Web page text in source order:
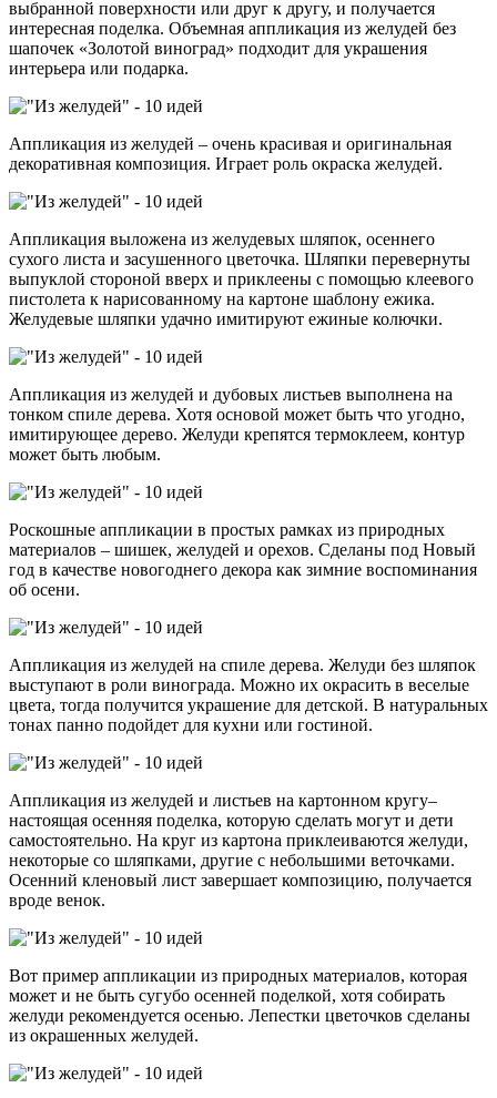
выбранной поверхности или друг к другу, и получается
интересная поделка. Объемная аппликация из желудей без
шапочек «Золотой виноград» подходит для украшения
интерьера или подарка.
Аппликация из желудей – очень красивая и оригинальная
декоративная композиция. Играет роль окраска желудей.
Аппликация выложена из желудевых шляпок, осеннего
сухого листа и засушенного цветочка. Шляпки перевернуты
выпуклой стороной вверх и приклеены с помощью клеевого
пистолета к нарисованному на картоне шаблону ежика.
Желудевые шляпки удачно имитируют ежиные колючки.
Аппликация из желудей и дубовых листьев выполнена на
тонком спиле дерева. Хотя основой может быть что угодно,
имитирующее дерево. Желуди крепятся термоклеем, контур
может быть любым.
Роскошные аппликации в простых рамках из природных
материалов – шишек, желудей и орехов. Сделаны под Новый
год в качестве новогоднего декора как зимние воспоминания
об осени.
Аппликация из желудей на спиле дерева. Желуди без шляпок
выступают в роли винограда. Можно их окрасить в веселые
цвета, тогда получится украшение для детской. В натуральных
тонах панно подойдет для кухни или гостиной.
Аппликация из желудей и листьев на картонном кругу–
настоящая осенняя поделка, которую сделать могут и дети
самостоятельно. На круг из картона приклеиваются желуди,
некоторые со шляпками, другие с небольшими веточками.
Осенний кленовый лист завершает композицию, получается
вроде венок.
Вот пример аппликации из природных материалов, которая
может и не быть сугубо осенней поделкой, хотя собирать
желуди рекомендуется осенью. Лепестки цветочков сделаны
из окрашенных желудей.